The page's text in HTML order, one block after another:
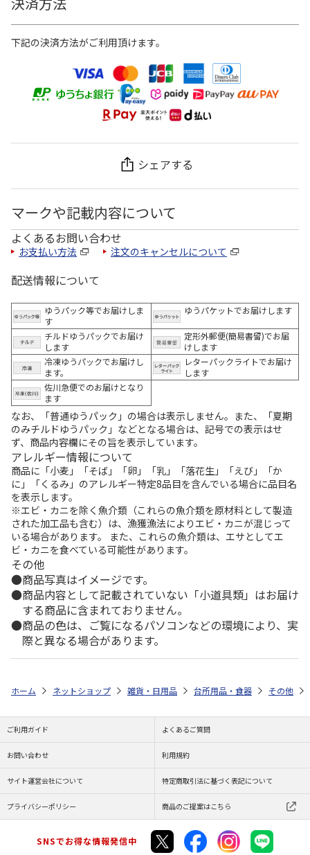
下記の決済方法がご利用頂けます。
シェアする
マークや記載内容について
よくあるお問い合わせ
お支払い方法 注文のキャンセルについて
配送情報について
ゆうパック等でお届けしま
す
ゆうパケットでお届けします
チルドゆうパックでお届け
します
定形外郵便(簡易書留)でお届
けします
冷凍ゆうパックでお届けし
ます。
レターパックライトでお届け
します
佐川急便でのお届けとなり
ます
なお、「普通ゆうパック」の場合は表示しません。また、「夏期
のみチルドゆうパック」などとなる場合は、記号での表示はせ
ず、商品内容欄にその旨を表示しています。
アレルギー情報について
商品に「小麦」「そば」「卵」「乳」「落花生」「えび」「か
に」「くるみ」のアレルギー特定8品目を含んでいる場合に品目名
を表示します。
※エビ・カニを除く魚介類（これらの魚介類を原材料として製造
された加工品も含む）は、漁獲漁法によりエビ・カニが混じって
いる場合があります。 また、これらの魚介類は、エサとしてエ
ビ・カニを食べている可能性があります。
その他
商品写真はイメージです。
商品内容として記載されていない「小道具類」はお届け
する商品に含まれておりません。
商品の色は、ご覧になるパソコンなどの環境により、実
際と異なる場合があります。
ホーム ネットショップ 雑貨・日用品 台所用品・食器 その他
ご利用ガイド よくあるご質問
お問い合わせ 利用規約
サイト運営会社について 特定商取引法に基づく表記について
プライバシーポリシー 商品のご提案はこちら
SNSでお得な情報発信中